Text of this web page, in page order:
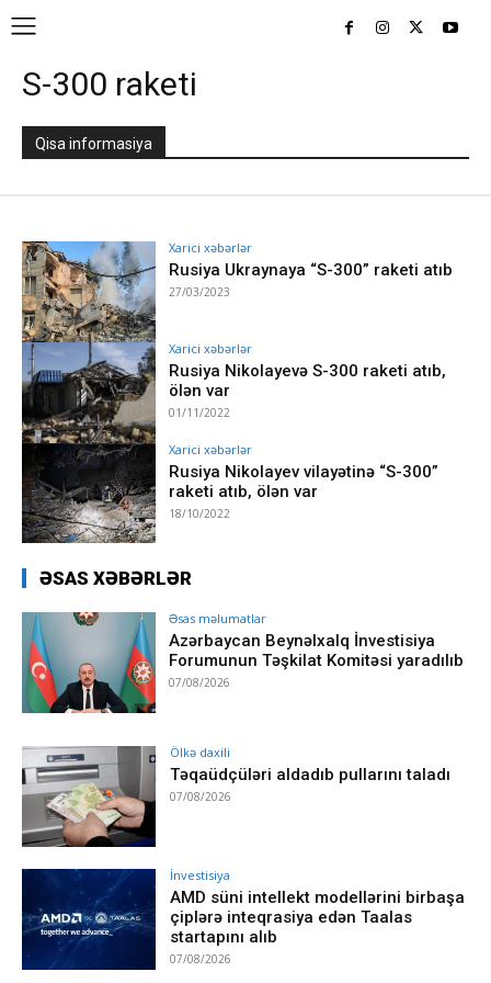
S-300 raketi
Qisa informasiya
Xarici xəbərlər
Rusiya Ukraynaya “S-300” raketi atıb
27/03/2023
Xarici xəbərlər
Rusiya Nikolayevə S-300 raketi atıb,
ölən var
01/11/2022
Xarici xəbərlər
Rusiya Nikolayev vilayətinə “S-300”
raketi atıb, ölən var
18/10/2022
ƏSAS XƏBƏRLƏR
Əsas məlumatlar
Azərbaycan Beynəlxalq İnvestisiya
Forumunun Təşkilat Komitəsi yaradılıb
07/08/2026
Ölkə daxili
Təqaüdçüləri aldadıb pullarını taladı
07/08/2026
İnvestisiya
AMD süni intellekt modellərini birbaşa
çiplərə inteqrasiya edən Taalas
startapını alıb
07/08/2026